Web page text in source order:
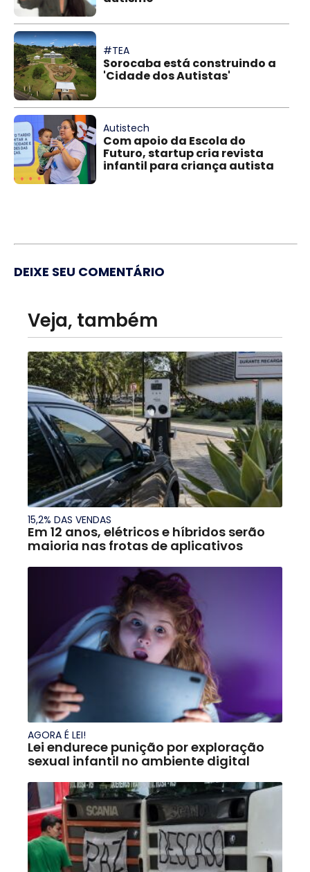
#TEA
Sorocaba está construindo a
'Cidade dos Autistas'
Autistech
Com apoio da Escola do
Futuro, startup cria revista
infantil para criança autista
DEIXE SEU COMENTÁRIO
Veja, também
15,2% DAS VENDAS
Em 12 anos, elétricos e híbridos serão
maioria nas frotas de aplicativos
AGORA É LEI!
Lei endurece punição por exploração
sexual infantil no ambiente digital